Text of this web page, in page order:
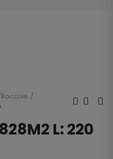
L: 220